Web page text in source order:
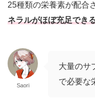
25種類の栄養素が配合
ネラルがほぼ充足でき
Saori
大量のサ
で必要な